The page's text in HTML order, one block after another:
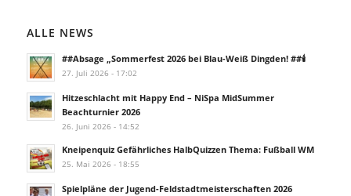
ALLE NEWS
##Absage „Sommerfest 2026 bei Blau-Weiß Dingden! ##🕯️
27. Juli 2026 - 17:02
Hitzeschlacht mit Happy End – NiSpa MidSummer
Beachturnier 2026
26. Juni 2026 - 14:52
Kneipenquiz Gefährliches HalbQuizzen Thema: Fußball WM
25. Mai 2026 - 18:55
Spielpläne der Jugend-Feldstadtmeisterschaften 2026